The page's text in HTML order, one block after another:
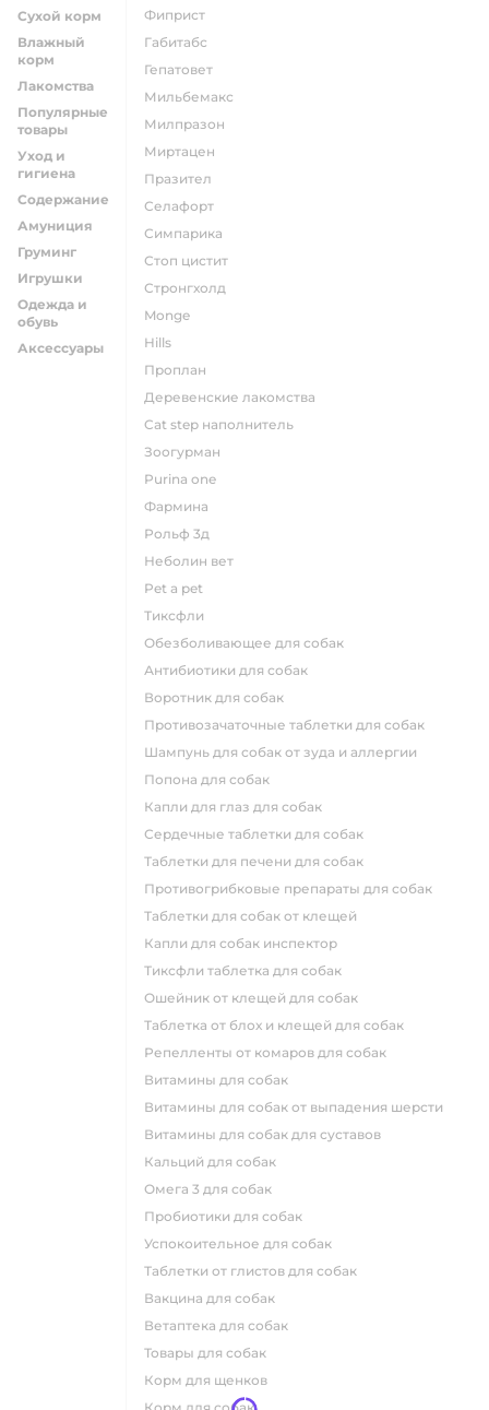
Сухой корм
Влажный
корм
Лакомства
Популярные
товары
Уход и
гигиена
Содержание
Амуниция
Груминг
Игрушки
Одежда и
обувь
Аксессуары
фиприст
габитабс
гепатовет
мильбемакс
милпразон
миртацен
празител
селафорт
симпарика
стоп цистит
стронгхолд
monge
hills
проплан
деревенские лакомства
cat step наполнитель
зоогурман
purina one
фармина
рольф 3д
неболин вет
pet a pet
тиксфли
обезболивающее для собак
антибиотики для собак
воротник для собак
противозачаточные таблетки для собак
шампунь для собак от зуда и аллергии
попона для собак
капли для глаз для собак
сердечные таблетки для собак
таблетки для печени для собак
противогрибковые препараты для собак
таблетки для собак от клещей
капли для собак инспектор
тиксфли таблетка для собак
ошейник от клещей для собак
таблетка от блох и клещей для собак
репелленты от комаров для собак
витамины для собак
витамины для собак от выпадения шерсти
витамины для собак для суставов
кальций для собак
омега 3 для собак
пробиотики для собак
успокоительное для собак
таблетки от глистов для собак
вакцина для собак
ветаптека для собак
товары для собак
корм для щенков